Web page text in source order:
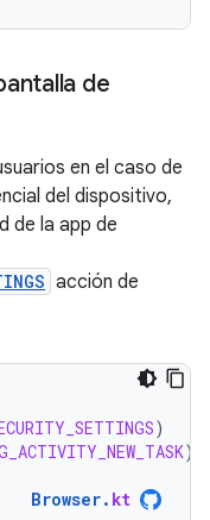
de
en el caso de
del dispositivo,
de la app de
acción de
)
)
Browser. kt